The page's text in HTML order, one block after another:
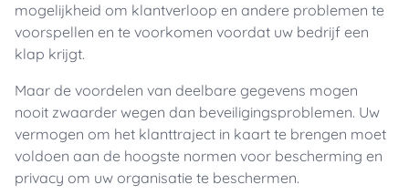
mogelijkheid om klantverloop en andere problemen te
voorspellen en te voorkomen voordat uw bedrijf een
klap krijgt.
Maar de voordelen van deelbare gegevens mogen
nooit zwaarder wegen dan beveiligingsproblemen. Uw
vermogen om het klanttraject in kaart te brengen moet
voldoen aan de hoogste normen voor bescherming en
privacy om uw organisatie te beschermen.